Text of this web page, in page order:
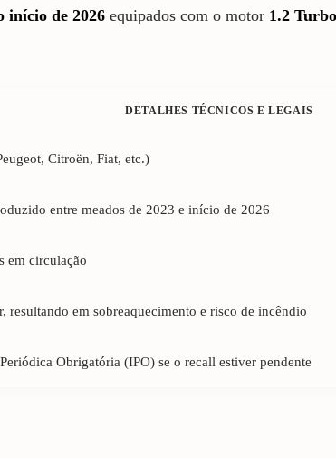
início de 2026 equipados com o motor 1.2
DETALHES TÉCNICOS E LEGAIS
Citroën, Fiat, etc.)
entre meados de 2023 e início de 2026
em circulação
resultando em sobreaquecimento e risco de incêndio
Obrigatória (IPO) se o recall estiver pendente